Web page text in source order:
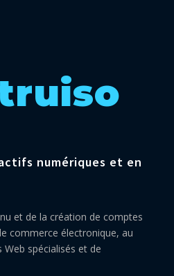
numériques et en
et de la création de comptes
commerce électronique, au
spécialisés et de